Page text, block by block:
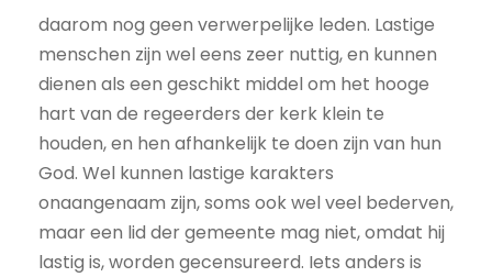
daarom nog geen verwerpelijke leden. Lastige
menschen zijn wel eens zeer nuttig, en kunnen
dienen als een geschikt middel om het hooge
hart van de regeerders der kerk klein te
houden, en hen afhankelijk te doen zijn van hun
God. Wel kunnen lastige karakters
onaangenaam zijn, soms ook wel veel bederven,
maar een lid der gemeente mag niet, omdat hij
lastig is, worden gecensureerd. Iets anders is